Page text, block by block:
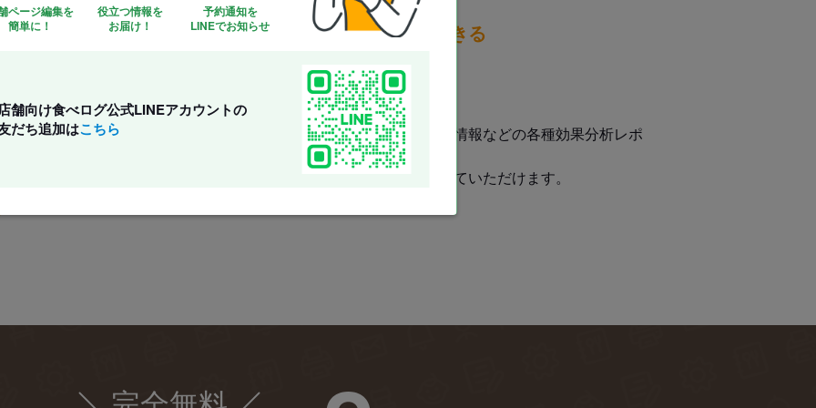
ページ編集を
簡単に！
役立つ情報を
お届け！
予約通知を
LINEでお知らせ
舗向け食べログ公式LINEアカウントの
だち追加はこちら
近隣エリアのアクセスランキングを閲覧できる
アクセス解析機能
毎月のアクセス数をはじめ、近隣エリアのマーケット情報などの各種効果分析レポ
しっかりと効果測定できるため、今後の改善に役立てていただけます。